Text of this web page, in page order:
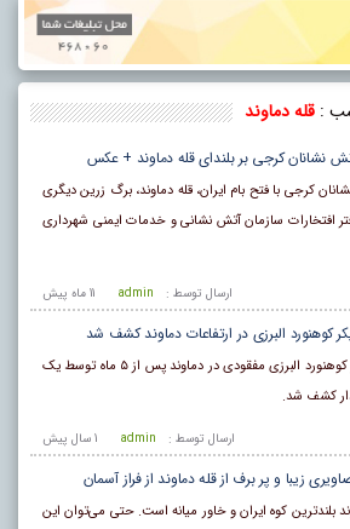
: قله دماوند
نشانان کرجی بر بلندای قله دماوند + عکس
کرجی با فتح بام ایران، قله دماوند، برگ زرین دیگری
افتخارات سازمان آتش نشانی و خدمات ایمنی شهرداری
11 ماه پيش ارسال توسط : admin
کوهنورد البرزی در ارتفاعات دماوند کشف شد
پیکر کوهنورد البرزی مفقودی در دماوند پس از ۵ ماه توسط یک
کشف شد.
1 سال پيش ارسال توسط : admin
زیبا و پر برف از قله دماوند از فراز آسمان
بلندترین کوه ایران و خاور میانه است. حتی می‌توان این